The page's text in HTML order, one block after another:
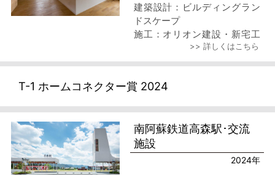
建築設計：ビルディングラン
ドスケープ
施工：オリオン建設・新宅工
務店特定建設工事共同体
>> 詳しくはこちら
T-1 ホームコネクター賞 2024
南阿蘇鉄道高森駅･交流
施設
2024年